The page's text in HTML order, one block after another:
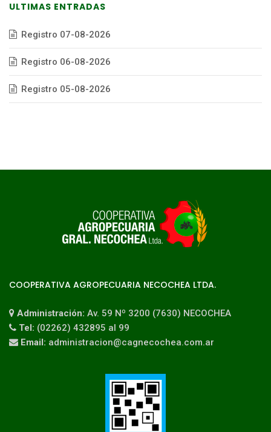
ULTIMAS ENTRADAS
Registro 07-08-2026
Registro 06-08-2026
Registro 05-08-2026
COOPERATIVA AGROPECUARIA NECOCHEA LTDA.
Administración: Av. 59 Nº 3200 (7630) NECOCHEA
Tel: (02262) 432895 al 99
Email: administracion@cagnecochea.com.ar